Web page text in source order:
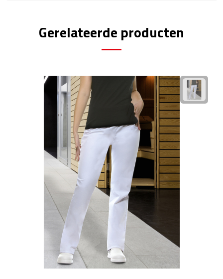
IJskrabbers
Rijbewijs- & kentekenhoezen
USB autoladers
Veiligheidshamers
Veiligheidssets
Zonneschermen
Fiets Accessoires
Fietsbellen
Fietstassen
Gerelateerde producten